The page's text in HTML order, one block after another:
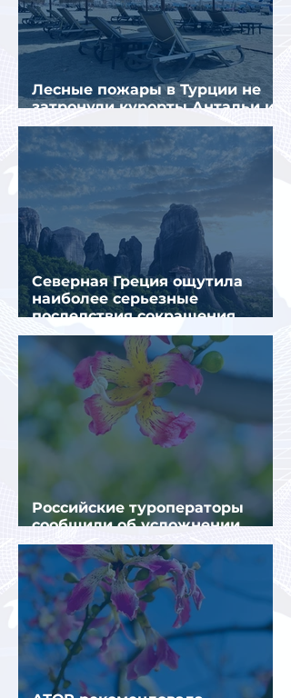
Лесные пожары в Турции не
затронули курорты Антальи и
Муглы
Северная Греция ощутила
наиболее серьезные
последствия сокращения
турпотока из России
Российские туроператоры
сообщили об усложнении
получения виз в Грецию